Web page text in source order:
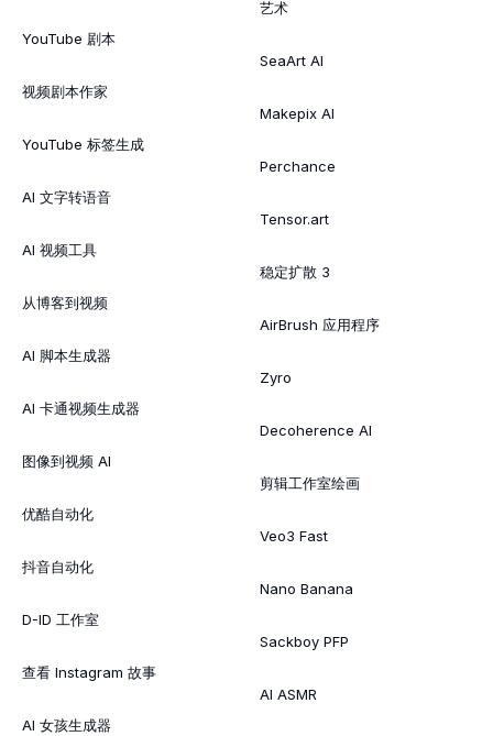
YouTube 剧本
视频剧本作家
YouTube 标签生成
AI 文字转语音
AI 视频工具
从博客到视频
AI 脚本生成器
AI 卡通视频生成器
图像到视频 AI
优酷自动化
抖音自动化
D-ID 工作室
查看 Instagram 故事
AI 女孩生成器
艺术
SeaArt AI
Makepix AI
Perchance
Tensor.art
稳定扩散 3
AirBrush 应用程序
Zyro
Decoherence AI
剪辑工作室绘画
Veo3 Fast
Nano Banana
Sackboy PFP
AI ASMR